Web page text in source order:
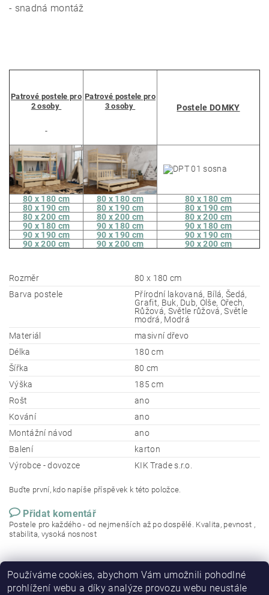
- snadná montáž
Patrové postele pro
2 osoby
Patrové postele pro
3 osoby
Postele DOMKY
80 x 180 cm 80 x 180 cm
80 x 180 cm
80 x 190 cm
80 x 190 cm
80 x 190 cm
80 x 200 cm
80 x 200 cm
80 x 200 cm
90 x 180 cm
90 x 180 cm
90 x 180 cm
90 x 190 cm
90 x 190 cm
90 x 190 cm
90 x 200 cm
90 x 200 cm 90 x 200 cm
Rozměr
80 x 180 cm
Barva postele
Přírodní lakovaná, Bílá, Šedá,
Grafit, Buk, Dub, Olše, Ořech,
Růžová, Světle růžová, Světle
modrá, Modrá
Materiál
masivní dřevo
Délka
180 cm
Šířka
80 cm
Výška
185 cm
Rošt
ano
Kování
ano
Montážní návod
ano
Balení
karton
Výrobce - dovozce
KIK Trade s.r.o.
Buďte první, kdo napíše příspěvek k této položce.
Přidat komentář
Postele pro každého - od nejmenších až po dospělé. Kvalita, pevnost ,
stabilita, vysoká nosnost
Používáme cookies, abychom Vám umožnili pohodlné
prohlížení webu a díky analýze provozu webu neustále